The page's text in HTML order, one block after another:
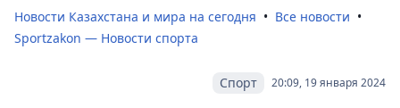
Новости Казахстана и мира на сегодня
Все новости
Sportzakon — Новости спорта
20:09, 19 января 2024
Спорт